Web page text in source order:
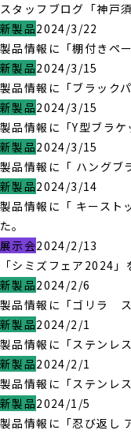
スタッフブログ「神戸
新製品2024/3/22
製品情報に「棚付きペ
新製品2024/3/15
製品情報に「ブラック
新製品2024/3/15
製品情報に「Y型ブラ
新製品2024/3/15
製品情報に「 ハングブ
新製品2024/3/14
製品情報に「 キースト
た。
展示会2024/2/13
「シミズフェア2024」
新製品2024/2/6
製品情報に「ゴリラ
新製品2024/2/1
製品情報に「ステンレ
新製品2024/2/1
製品情報に「ステンレ
新製品2024/1/5
製品情報に「忍び返し